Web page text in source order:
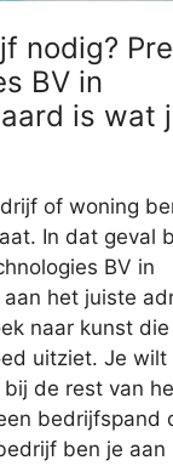
nodig?
BV in
is wat
of woning
In dat geval
BV in
het juiste
naar kunst
uitziet. Je
de rest van
bedrijfspand
ben je aan